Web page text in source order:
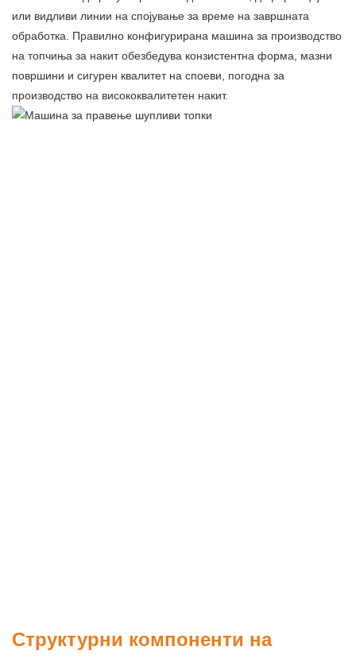
или видливи линии на спојување за време на завршната
обработка. Правилно конфигурирана машина за производство
на топчиња за накит обезбедува конзистентна форма, мазни
површини и сигурен квалитет на споеви, погодна за
производство на висококвалитетен накит.
Структурни компоненти на